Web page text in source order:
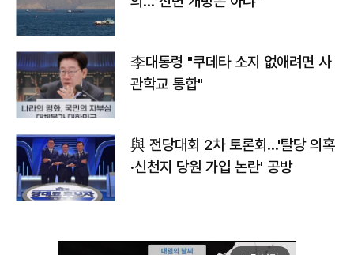
李대통령 "쿠데타 소지 없애려면 사
관학교 통합"
與 전당대회 2차 토론회…'탈당 의혹
·신천지 당원 가입 논란' 공방